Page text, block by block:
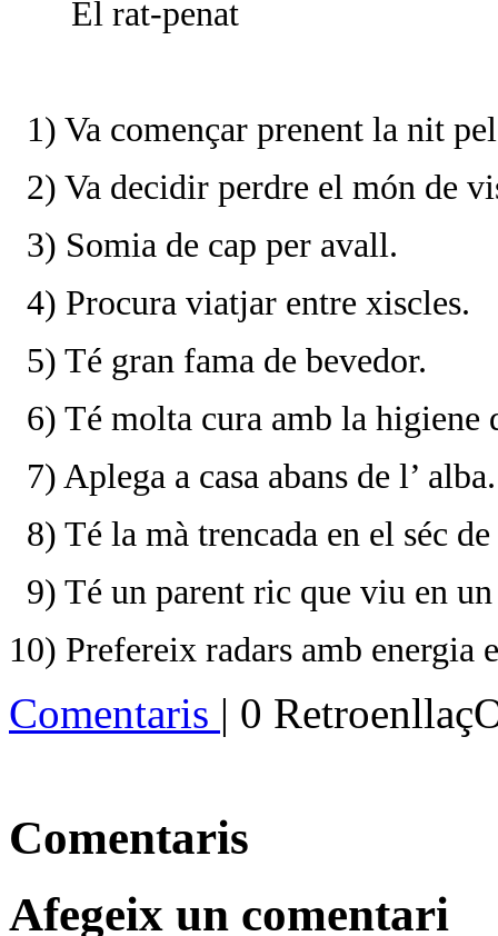
El rat-penat
1) Va començar prenent la nit
2) Va decidir perdre el món de
3) Somia de cap per avall.
4) Procura viatjar entre xiscles.
5) Té gran fama de bevedor.
6) Té molta cura amb la higiene
7) Aplega a casa abans de l’ alba.
8) Té la mà trencada en el séc
9) Té un parent ric que viu en
10) Prefereix radars amb energia
Comentaris | 0
Comentaris
Afegeix un comentari